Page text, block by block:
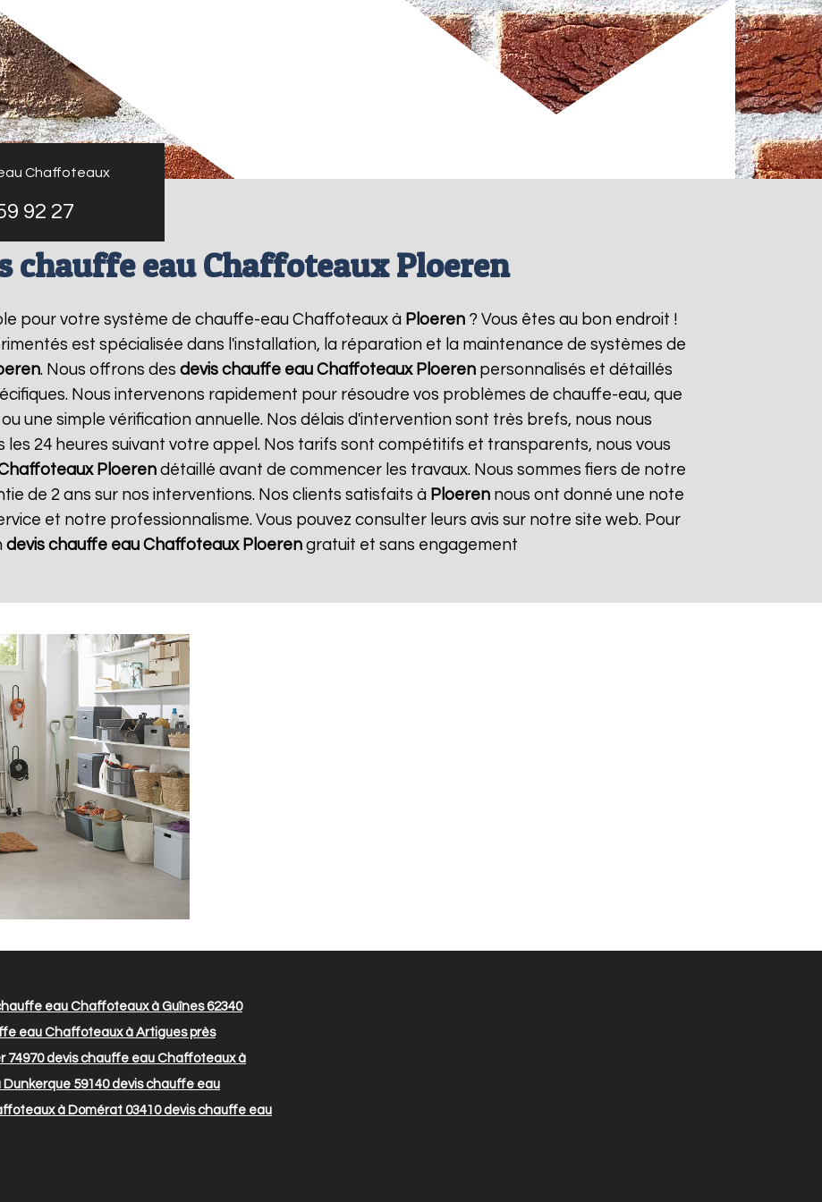
Chaffoteaux
92 27
chauffe eau Chaffoteaux Ploeren
pour votre système de chauffe-eau Chaffoteaux à Ploeren? Vous êtes au bon endroit !
est spécialisée dans l'installation, la réparation et la maintenance de systèmes de
. Nous offrons des devis chauffe eau Chaffoteaux Ploerenpersonnalisés et détaillés
Nous intervenons rapidement pour résoudre vos problèmes de chauffe-eau, que
une simple vérification annuelle. Nos délais d'intervention sont très brefs, nous nous
24 heures suivant votre appel. Nos tarifs sont compétitifs et transparents, nous vous
Ploerendétaillé avant de commencer les travaux. Nous sommes fiers de notre
de 2 ans sur nos interventions. Nos clients satisfaits à Ploerennous ont donné une note
et notre professionnalisme. Vous pouvez consulter leurs avis sur notre site web. Pour
devis chauffe eau Chaffoteaux Ploerengratuit et sans engagement
eau Chaffoteaux à Guînes 62340
eau Chaffoteaux à Artigues près
74970devis chauffe eau Chaffoteaux à
59140devis chauffe eau
à Domérat 03410devis chauffe eau